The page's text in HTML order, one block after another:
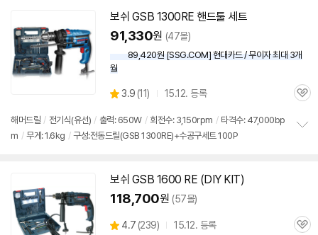
보쉬 GSB 1300RE 핸드툴 세트
91,330원 (47몰)
89,420원 [SSG.COM] 현대카드 / 무이자 최대 3개
월
별
점
3.9 (상
리
뷰
11) 15.12. 등록
관
해머드릴 / 전기식(유선) / 출력: 650W / 회전수: 3,150rpm / 타격수: 47,000bp
m / 무게: 1.6kg / 구성:전동드릴(GSB 1300RE)+수공구세트 100P
보쉬 GSB 1600 RE (DIY KIT)
118,700원 (57몰)
별
4.7 (상
239) 15.12. 등록
관